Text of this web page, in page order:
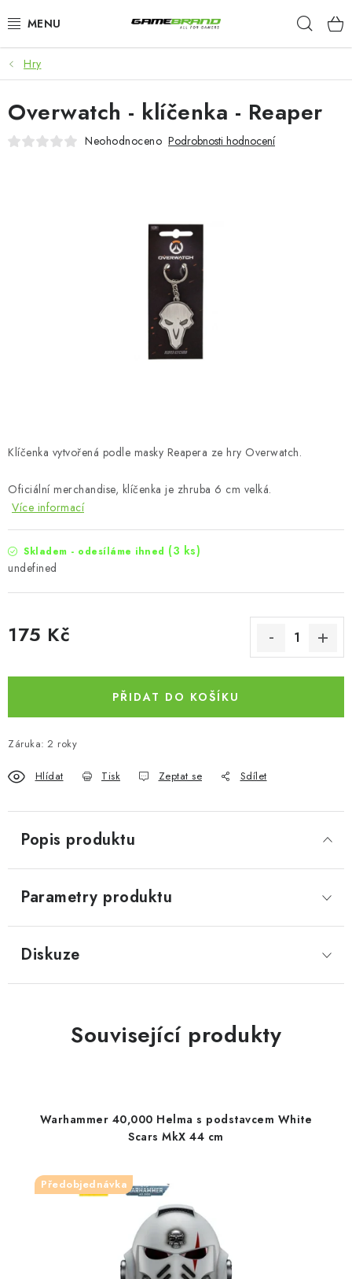
na
KATEGORIE
FILMY A SERIÁLY
HRY
Doprava a platba
Hry
Klíčenka vytvořená podle masky Reapera ze hry Overwatch.
Oficiální merchandise, klíčenka je zhruba 6 cm velká.
Více informací
Skladem - odesíláme ihned (3 ks)
undefined
175 Kč
PŘIDAT DO KOŠÍKU
Záruka: 2 roky
Tisk Zeptat se
Hlídat Sdílet
Overwatch - klíčenka - Reaper
Neohodnoceno Podrobnosti hodnocení
Popis produktu
Parametry produktu
Diskuze
Související produkty
Warhammer 40,000 Helma s podstavcem White
Scars MkX 44 cm
Předobjednávka